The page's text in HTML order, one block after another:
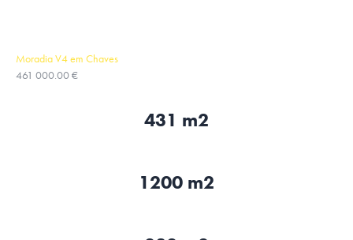
Moradia V4 em Chaves
461 000.00 €
431 m2
1200 m2